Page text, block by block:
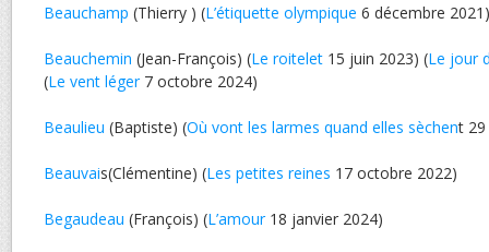
Beauchamp (Thierry ) (L’étiquette olympique 6 décembre 2021)
Beauchemin (Jean-François) (Le roitelet 15 juin 2023) (Le jour
(Le vent léger7 octobre 2024)
Beaulieu (Baptiste) (Où vont les larmes quand elles sèchent 29
Beauvais(Clémentine) (Les petites reines 17 octobre 2022)
Begaudeau (François) (L’amour18 janvier 2024)